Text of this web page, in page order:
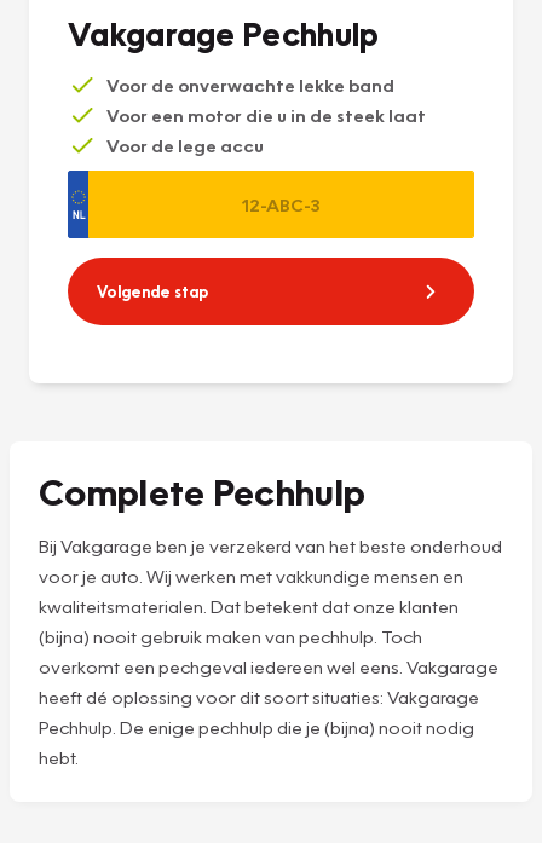
Vakgarage Pechhulp
Voor de onverwachte lekke band
Voor een motor die u in de steek laat
Voor de lege accu
Volgende stap
Complete Pechhulp
Bij Vakgarage ben je verzekerd van het beste onderhoud
voor je auto. Wij werken met vakkundige mensen en
kwaliteitsmaterialen. Dat betekent dat onze klanten
(bijna) nooit gebruik maken van pechhulp. Toch
overkomt een pechgeval iedereen wel eens. Vakgarage
heeft dé oplossing voor dit soort situaties: Vakgarage
Pechhulp. De enige pechhulp die je (bijna) nooit nodig
hebt.